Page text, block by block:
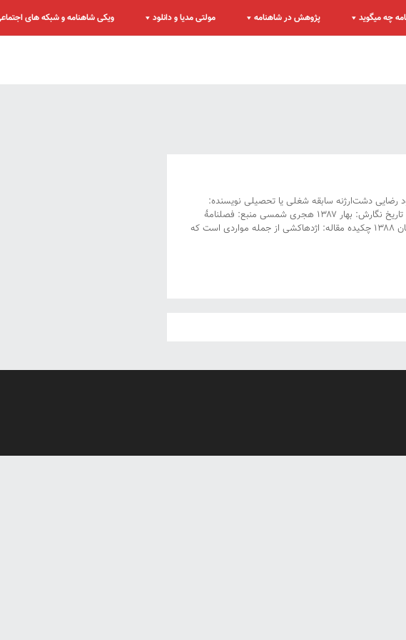
چه میگوید پژوهش در شاهنامه مولتی مدیا و دانلود ویکی شاهنامه و شبکه های
رضایی دشت‌ارژنه سابقه شغلی یا تحصیلی نویسنده:
استادیار زبان و ادربیات فارسی دانشگاه شهید چمران اهوراز تاریخ نگارش: بهار ۱۳۸۷ هجری شمسی منبع: فصلنامۀ
پزوهشهای ادبی، سال ششم، شمارۀ بییست و چهار، تابستان ۱۳۸۸ چکیده مقاله: اژدهاکشی از جمله مواردی است که